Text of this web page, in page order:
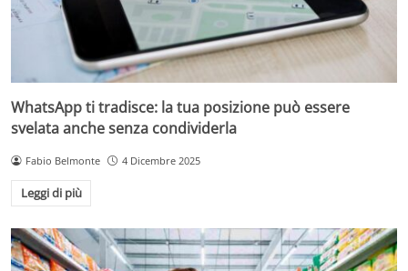
WhatsApp ti tradisce: la tua posizione può essere
svelata anche senza condividerla
Fabio Belmonte 4 Dicembre 2025
Leggi di più